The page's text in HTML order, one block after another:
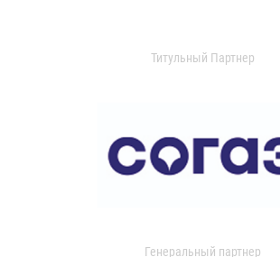
Титульный Партнер
Генеральный партнер